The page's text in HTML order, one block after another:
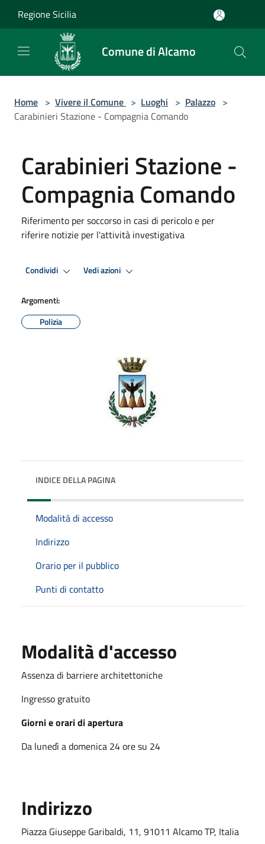
Regione Sicilia
Comune di Alcamo
Home > Vivere il Comune > Luoghi > Palazzo >
Carabinieri Stazione - Compagnia Comando
Carabinieri Stazione -
Compagnia Comando
Riferimento per soccorso in casi di pericolo e per
riferire notizie per l'attività investigativa
Condividi Vedi azioni
Argomenti:
Polizia
INDICE DELLA PAGINA
Modalità di accesso
Indirizzo
Orario per il pubblico
Punti di contatto
Modalità d'accesso
Assenza di barriere architettoniche
Ingresso gratuito
Giorni e orari di apertura
Da lunedì a domenica 24 ore su 24
Indirizzo
Piazza Giuseppe Garibaldi, 11, 91011 Alcamo TP, Italia